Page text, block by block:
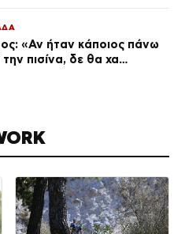
«Αν ήταν κάποιος πάνω
πισίνα, δε θα χα
bar